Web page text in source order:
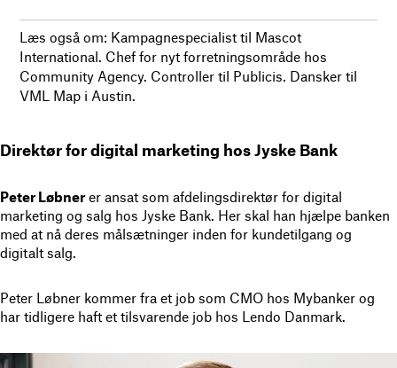
Læs også om: Kampagnespecialist til Mascot
International. Chef for nyt forretningsområde hos
Community Agency. Controller til Publicis. Dansker til
VML Map i Austin.
Direktør for digital marketing hos Jyske Bank
Peter Løbnerer ansat som afdelingsdirektør for digital
marketing og salg hos Jyske Bank. Her skal han hjælpe banken
med at nå deres målsætninger inden for kundetilgang og
digitalt salg.
Peter Løbner kommer fra et job som CMO hos Mybanker og
har tidligere haft et tilsvarende job hos Lendo Danmark.